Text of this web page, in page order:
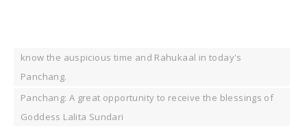
know the auspicious time and Rahukaal in today's
Panchang.
Panchang: A great opportunity to receive the blessings of
Goddess Lalita Sundari